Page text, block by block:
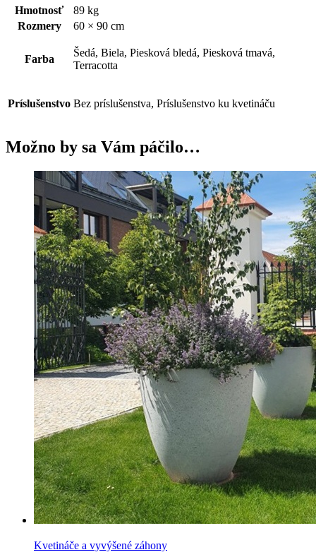
Hmotnosť
89 kg
Rozmery
60 × 90 cm
Farba
Šedá, Biela, Piesková bledá, Piesková tmavá,
Terracotta
Príslušenstvo Bez príslušenstva, Príslušenstvo ku kvetináču
Možno by sa Vám páčilo…
Kvetináče a vyvýšené záhony